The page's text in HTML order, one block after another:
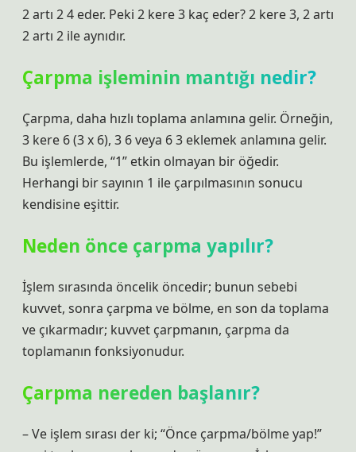
2 artı 2 4 eder. Peki 2 kere 3 kaç eder? 2 kere 3, 2 artı
2 artı 2 ile aynıdır.
Çarpma işleminin mantığı nedir?
Çarpma, daha hızlı toplama anlamına gelir. Örneğin,
3 kere 6 (3 x 6), 3 6 veya 6 3 eklemek anlamına gelir.
Bu işlemlerde, “1” etkin olmayan bir öğedir.
Herhangi bir sayının 1 ile çarpılmasının sonucu
kendisine eşittir.
Neden önce çarpma yapılır?
İşlem sırasında öncelik öncedir; bunun sebebi
kuvvet, sonra çarpma ve bölme, en son da toplama
ve çıkarmadır; kuvvet çarpmanın, çarpma da
toplamanın fonksiyonudur.
Çarpma nereden başlanır?
– Ve işlem sırası der ki; “Önce çarpma/bölme yap!”